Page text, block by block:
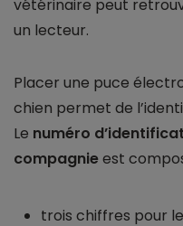
vétérinaire peut
un lecteur.
Placer une puce
chien permet de
Le numéro
compagnieest
trois chiffres pour